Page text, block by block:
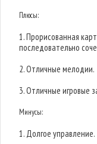
Плюсы:
1. Прорисованная
последовательно
2. Отличные мелодии.
3. Отличные игровые
Минусы:
1. Долгое управление.